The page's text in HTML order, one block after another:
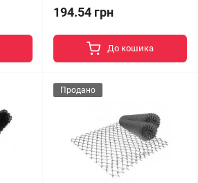
194.54 грн
До кошика
Продано